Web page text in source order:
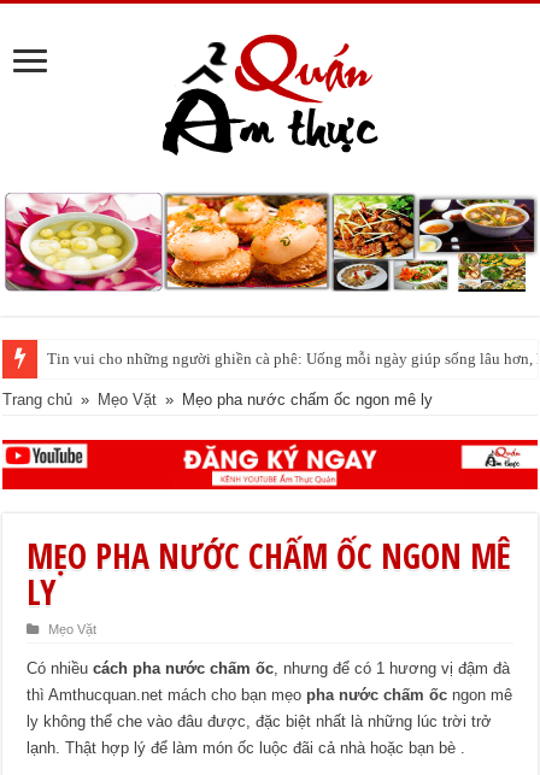
Tin vui cho những người ghiền cà phê: Uống mỗi ngày giúp sống lâu hơn,
Trang chủ » Mẹo Vặt » Mẹo pha nước chấm ốc ngon mê ly
MẸO PHA NƯỚC CHẤM ỐC NGON MÊ
LY
Mẹo Vặt
Có nhiềucách pha nước chấm ốc , nhưng để có 1 hương vị đậm đà
thì Amthucquan.net mách cho bạn mẹo pha nước chấm ốc ngon mê
ly không thể che vào đâu được, đặc biệt nhất là những lúc trời trở
lạnh. Thật hợp lý để làm món ốc luộc đãi cả nhà hoặc bạn bè .